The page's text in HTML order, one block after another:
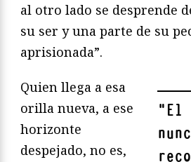
al otro lado se desprende
su ser y una parte de su
aprisionada”.
"El
Quien llega a esa
orilla nueva, a ese
horizonte
despejado, no es,